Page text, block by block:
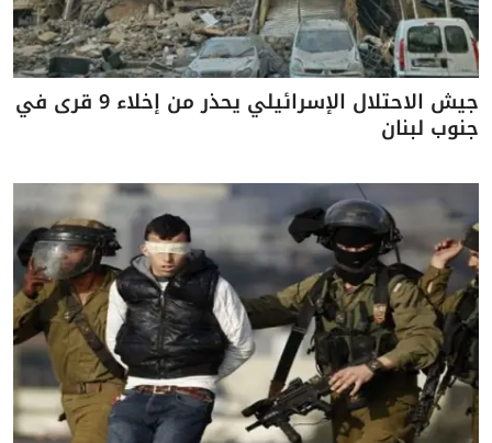
جيش الاحتلال الإسرائيلي يحذر من إخلاء 9 قرى في
جنوب لبنان